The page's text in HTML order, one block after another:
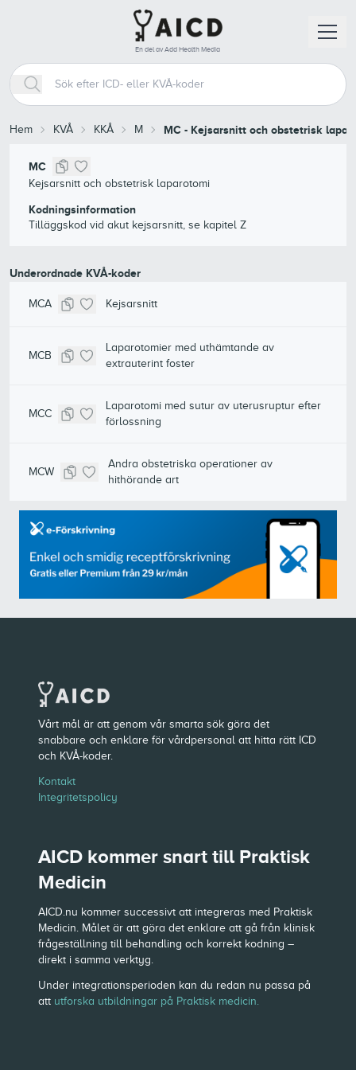
En del av Add Health Media
Hem KVÅ KKÅ M MC - Kejsarsnitt och obstetrisk
MC
Kejsarsnitt och obstetrisk laparotomi
Kodningsinformation
Tilläggskod vid akut kejsarsnitt, se kapitel Z
Underordnade KVÅ-koder
MCA Kejsarsnitt
MCB
Laparotomier med uthämtande av
extrauterint foster
MCC
Laparotomi med sutur av uterusruptur efter
förlossning
MCW
Andra obstetriska operationer av
hithörande art
Vårt mål är att genom vår smarta sök göra det
snabbare och enklare för vårdpersonal att hitta rätt ICD
och KVÅ-koder.
Kontakt
Integritetspolicy
AICD kommer snart till Praktisk
Medicin
AICD.nu kommer successivt att integreras med Praktisk
Medicin. Målet är att göra det enklare att gå från klinisk
frågeställning till behandling och korrekt kodning –
direkt i samma verktyg.
Under integrationsperioden kan du redan nu passa på
att utforska utbildningar på Praktisk medicin.